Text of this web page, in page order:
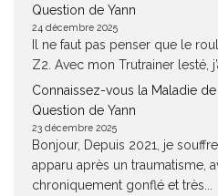
Question de Yann
24 décembre 2025
Il ne faut pas penser que le
Z2. Avec mon Trutrainer lesté,
Connaissez-vous la Maladie de
Question de Yann
23 décembre 2025
Bonjour, Depuis 2021, je
apparu après un traumatisme,
chroniquement gonflé et très...